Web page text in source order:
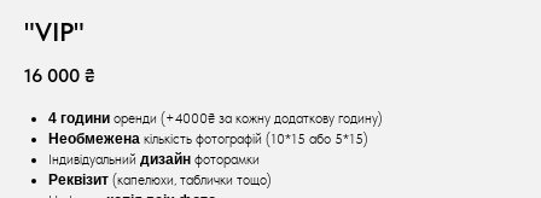
"VIP"
16 000 ₴
4 години оренди (+4000₴ за кожну додаткову годину)
Необмежена кількість фотографій (10*15 або 5*15)
Індивідуальний дизайн фоторамки
Реквізит (капелюхи, таблички тощо)